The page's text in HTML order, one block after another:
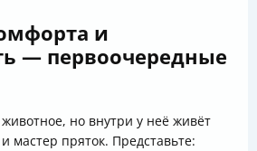
и
— первоочередные
но внутри у неё живёт
мастер пряток. Представьте: